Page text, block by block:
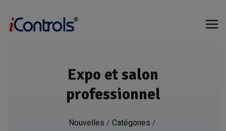
Expo et salon
professionnel
Nouvelles / Catégories /